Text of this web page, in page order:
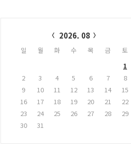
2026. 08
일 월 화 수 목 금
토
1
2
3 4 5 6 7
8
9
10 11 12 13 14
15
16
17 18 19 20 21
22
23
24 25 26 27 28
29
30
31